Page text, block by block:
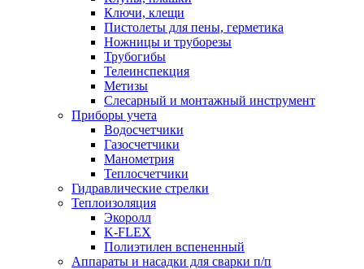
Ключи, клещи
Пистолеты для пены, герметика
Ножницы и труборезы
Трубогибы
Телеинспекция
Метизы
Слесарный и монтажный инструмент
Приборы учета
Водосчетчики
Газосчетчики
Манометрия
Теплосчетчики
Гидравлические стрелки
Теплоизоляция
Экоролл
K-FLEX
Полиэтилен вспененный
Аппараты и насадки для сварки п/п